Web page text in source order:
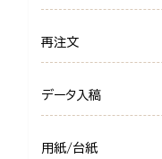
再注文
データ入稿
用紙/台紙